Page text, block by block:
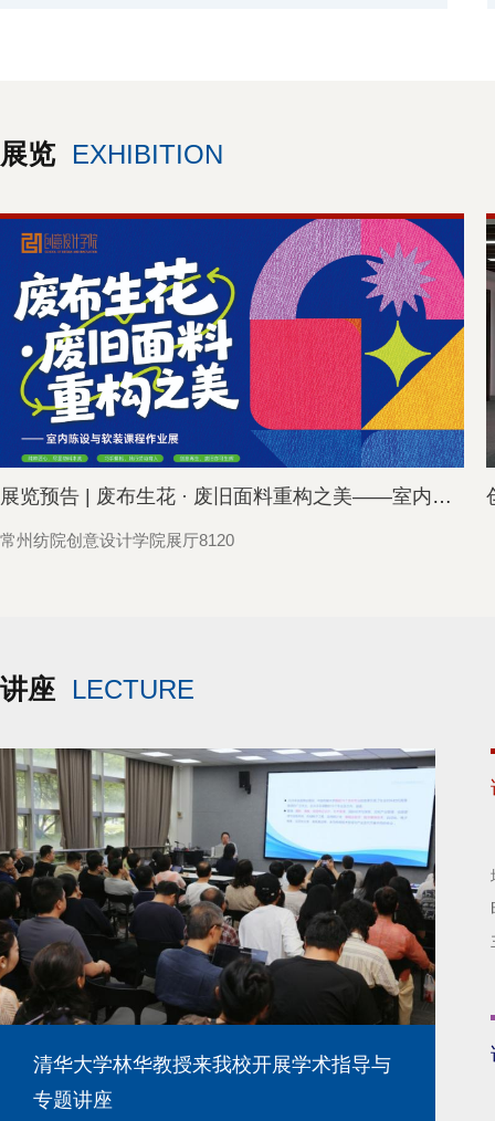
展览 EXHIBITION
展览预告 | 废布生花 · 废旧面料重构之美——室内陈...
常州纺院创意设计学院展厅8120
讲座 LECTURE
清华大学林华教授来我校开展学术指导与
专题讲座